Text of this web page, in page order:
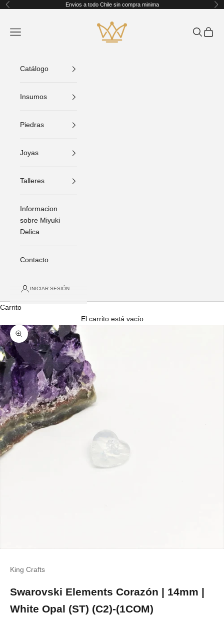
Ir al contenido
Anterior Envios a todo Chile sin compra minima
King Crafts
Abrir menú de navegación
AbrirAbrir
Catálogo
Insumos
Piedras
Joyas
Talleres
Informacion
sobre Miyuki
Delica
Contacto
INICIAR SESIÓN
Carrito
El carrito está vacío
Zoom
King Crafts
Swarovski Elements Corazón | 14mm |
White Opal (ST) (C2)-(1COM)